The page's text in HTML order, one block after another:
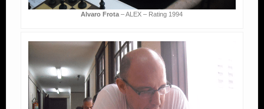
Alvaro Frota – ALEX – Rating 1994